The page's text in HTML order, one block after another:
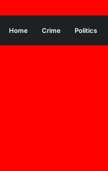
Home Crime Politics